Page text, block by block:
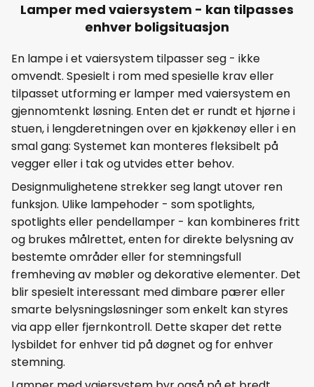
Lamper med vaiersystem - kan tilpasses
enhver boligsituasjon
En lampe i et vaiersystem tilpasser seg - ikke
omvendt. Spesielt i rom med spesielle krav eller
tilpasset utforming er lamper med vaiersystem en
gjennomtenkt løsning. Enten det er rundt et hjørne i
stuen, i lengderetningen over en kjøkkenøy eller i en
smal gang: Systemet kan monteres fleksibelt på
vegger eller i tak og utvides etter behov.
Designmulighetene strekker seg langt utover ren
funksjon. Ulike lampehoder - som spotlights,
spotlights eller pendellamper - kan kombineres fritt
og brukes målrettet, enten for direkte belysning av
bestemte områder eller for stemningsfull
fremheving av møbler og dekorative elementer. Det
blir spesielt interessant med dimbare pærer eller
smarte belysningsløsninger som enkelt kan styres
via app eller fjernkontroll. Dette skaper det rette
lysbildet for enhver tid på døgnet og for enhver
stemning.